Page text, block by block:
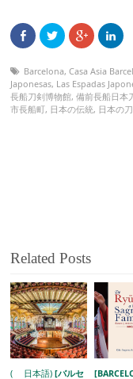
Barcelona,Casa Asia
Japonesas, Las Espadas
長船刀剣博物館,備前長船日本
市長船町, 日本の伝統, 日本の
Related Posts
( 日本語)[バルセ